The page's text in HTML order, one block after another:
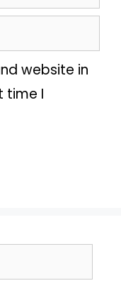
website in
time I